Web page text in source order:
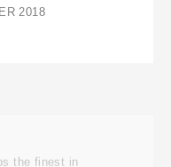
2018
Franz Welser-